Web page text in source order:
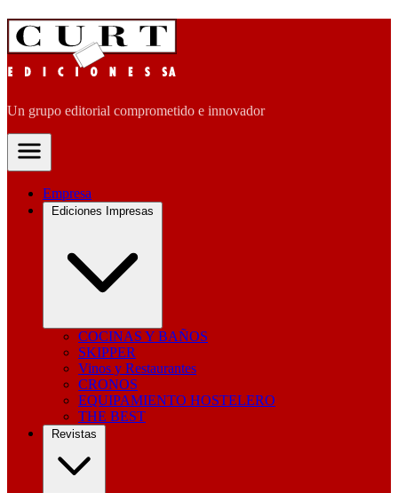
Un grupo editorial comprometido e innovador
Empresa
Ediciones Impresas
COCINAS Y BAÑOS
SKIPPER
Vinos y Restaurantes
CRONOS
EQUIPAMIENTO HOSTELERO
THE BEST
Revistas